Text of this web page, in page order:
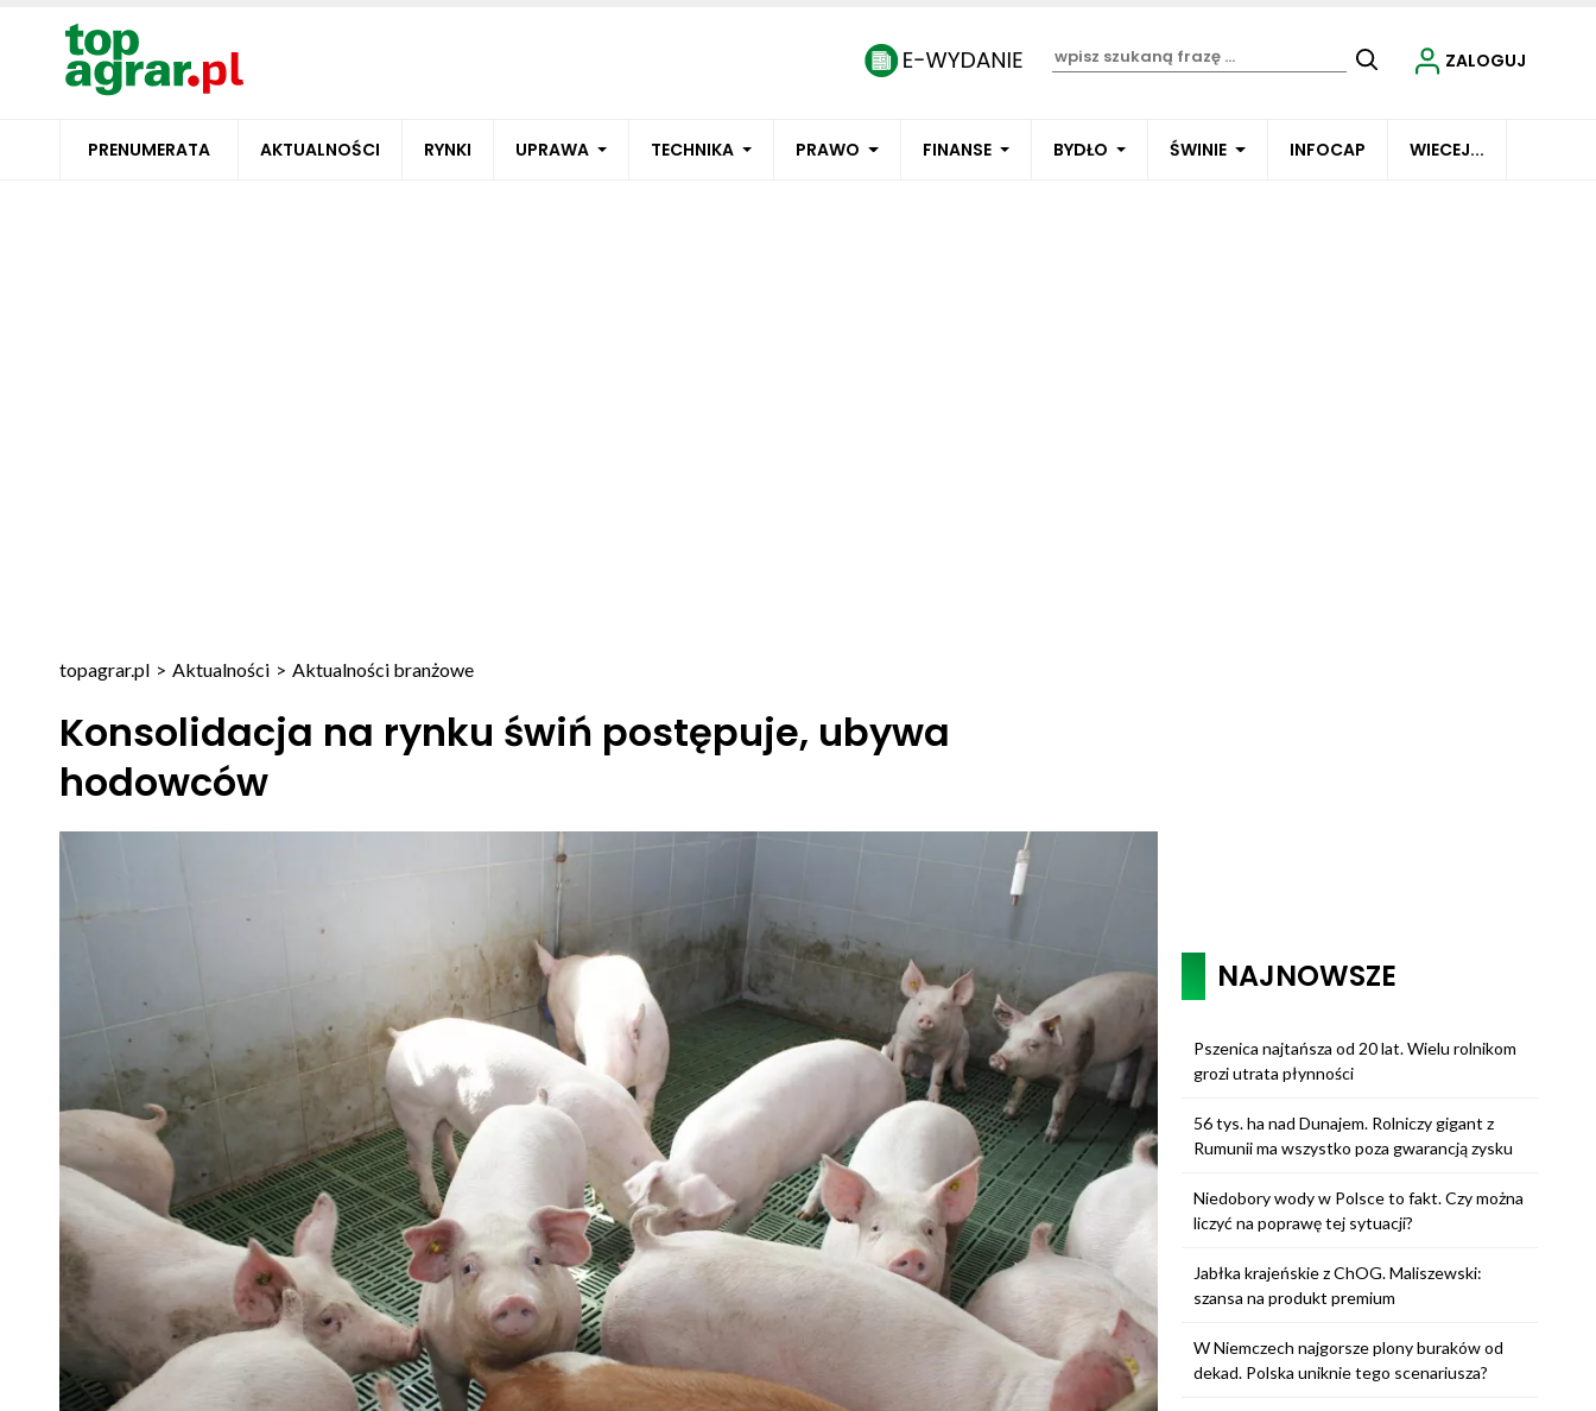
PRENUMERATA AKTUALNOŚCI RYNKI UPRAWA TECHNIKA PRAWO FINANSE BYDŁO ŚWINIE INFOCAP WIECEJ...
ZALOGUJ
topagrar.pl > Aktualności > Aktualności branżowe
Konsolidacja na rynku świń postępuje, ubywa
hodowców
NAJNOWSZE
Pszenica najtańsza od 20 lat. Wielu rolnikom
grozi utrata płynności
56 tys. ha nad Dunajem. Rolniczy gigant z
Rumunii ma wszystko poza gwarancją zysku
Niedobory wody w Polsce to fakt. Czy można
liczyć na poprawę tej sytuacji?
Jabłka krajeńskie z ChOG. Maliszewski:
szansa na produkt premium
W Niemczech najgorsze plony buraków od
dekad. Polska uniknie tego scenariusza?